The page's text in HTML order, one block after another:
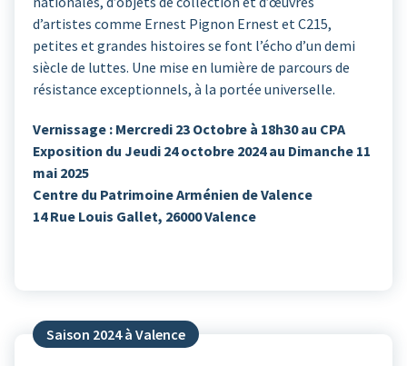
d’artistes comme Ernest Pignon Ernest et C215,
petites et grandes histoires se font l’écho d’un demi
siècle de luttes. Une mise en lumière de parcours de
résistance exceptionnels, à la portée universelle.
Vernissage : Mercredi 23 Octobre à 18h30 au CPA
Exposition du Jeudi 24 octobre 2024 au Dimanche 11
mai 2025
Centre du Patrimoine Arménien de Valence
14 Rue Louis Gallet, 26000 Valence
Saison 2024 à Valence